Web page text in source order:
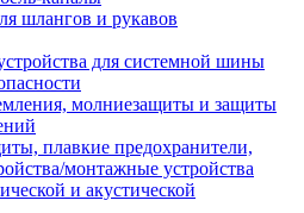
шлангов и рукавов
для системной шины
молниезащиты и защиты
плавкие предохранители,
монтажные устройства
и акустической